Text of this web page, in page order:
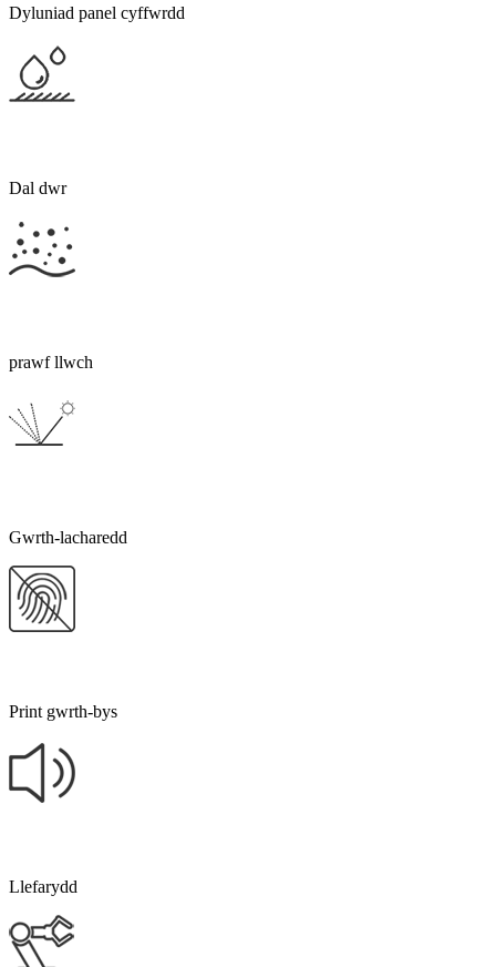
Dyluniad panel cyffwrdd
Dal dwr
prawf llwch
Gwrth-lacharedd
Print gwrth-bys
Llefarydd